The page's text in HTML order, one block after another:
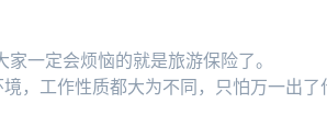
一定会烦恼的就是旅游保险了。
，工作性质都大为不同，只怕万一出